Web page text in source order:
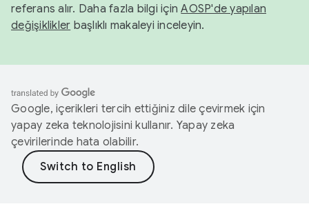
referans alır. Daha fazla bilgi içinAOSP'de yapılan
değişiklikler başlıklı makaleyi inceleyin.
Google, içerikleri tercih ettiğiniz dile çevirmek için
yapay zeka teknolojisini kullanır. Yapay zeka
çevirilerinde hata olabilir.